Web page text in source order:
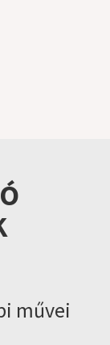
művei